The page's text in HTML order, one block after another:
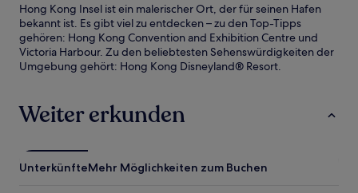
Hong Kong Insel ist ein malerischer Ort, der für seinen Hafen
bekannt ist. Es gibt viel zu entdecken – zu den Top-Tipps
gehören: Hong Kong Convention and Exhibition Centre und
Victoria Harbour. Zu den beliebtesten Sehenswürdigkeiten der
Umgebung gehört: Hong Kong Disneyland® Resort.
Weiter erkunden
UnterkünfteMehr Möglichkeiten zum Buchen